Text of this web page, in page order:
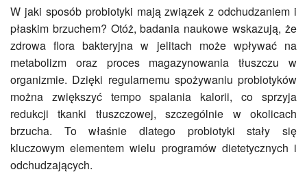
W jaki sposób probiotyki mają związek z odchudzaniem i
płaskim brzuchem? Otóż, badania naukowe wskazują, że
zdrowa flora bakteryjna w jelitach może wpływać na
metabolizm oraz proces magazynowania tłuszczu w
organizmie. Dzięki regularnemu spożywaniu probiotyków
można zwiększyć tempo spalania kalorii, co sprzyja
redukcji tkanki tłuszczowej, szczególnie w okolicach
brzucha. To właśnie dlatego probiotyki stały się
kluczowym elementem wielu programów dietetycznych i
odchudzających.